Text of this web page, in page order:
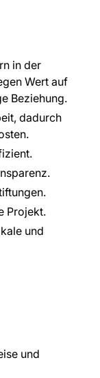
in der
Wert auf
Beziehung.
dadurch
Projekt.
und
und